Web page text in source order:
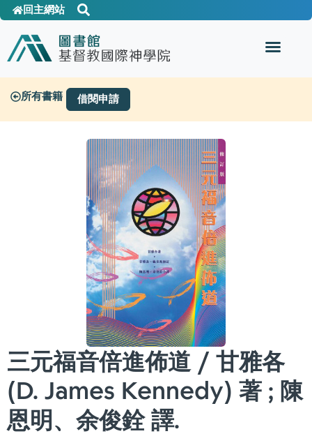
回主網站
所有書籍 借閱申請
三元福音倍進佈道 / 甘雅各
(D. James Kennedy) 著 ; 陳
恩明、余俊銓 譯.